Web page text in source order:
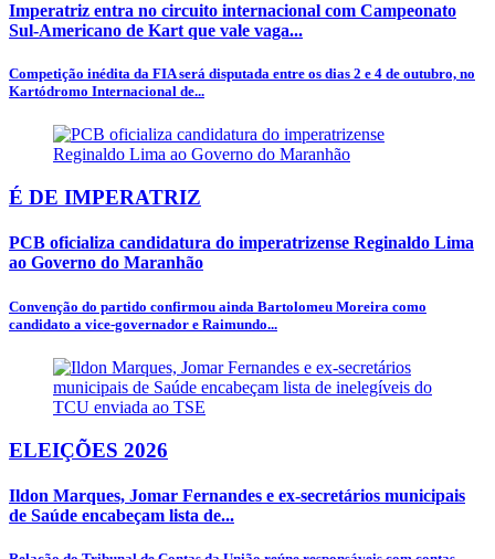
Imperatriz entra no circuito internacional com Campeonato
Sul-Americano de Kart que vale vaga...
Competição inédita da FIA será disputada entre os dias 2 e 4 de outubro, no
Kartódromo Internacional de...
É DE IMPERATRIZ
PCB oficializa candidatura do imperatrizense Reginaldo Lima
ao Governo do Maranhão
Convenção do partido confirmou ainda Bartolomeu Moreira como
candidato a vice-governador e Raimundo...
ELEIÇÕES 2026
Ildon Marques, Jomar Fernandes e ex-secretários municipais
de Saúde encabeçam lista de...